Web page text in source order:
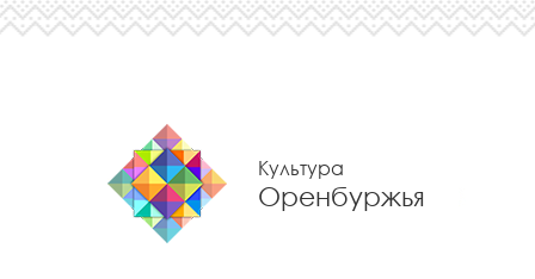
Культура
Оренбуржья